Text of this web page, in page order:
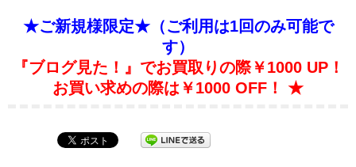
★ご新規様限定★（ご利用は1回のみ可能で
す）
『ブログ見た！』でお買取りの際￥1000 UP！
お買い求めの際は￥1000 OFF！ ★